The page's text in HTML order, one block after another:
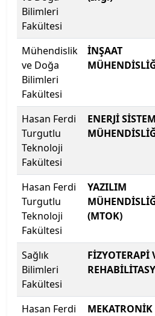
Fatih Sultan Mehmet Vakıf
Fenerbahçe Üniversitesi
Fırat Üniversitesi
Galatasaray Üniversitesi
Gazi Üniversitesi
Gaziantep İslam Bilim ve
Gaziantep Üniversitesi
Gebze Teknik Üniversitesi
Giresun Üniversitesi
Girne Amerikan
Girne Üniversitesi
Bilimleri
Fakültesi
Mühendislik
ve Doğa
Bilimleri
Fakültesi
İNŞAAT
Hasan Ferdi
Turgutlu
Teknoloji
Fakültesi
ENERJİ
Hasan Ferdi
Turgutlu
Teknoloji
Fakültesi
YAZILIM
(MTOK)
Sağlık
Bilimleri
Fakültesi
FİZYOTERAPİ
Hasan Ferdi
MEKATRONİK